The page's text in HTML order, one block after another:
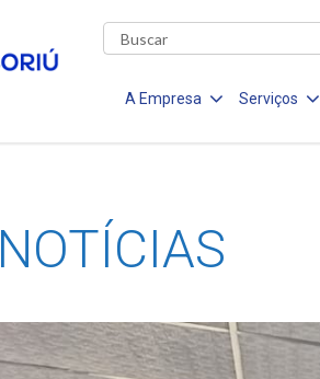
A Empresa Serviços
NOTÍCIAS